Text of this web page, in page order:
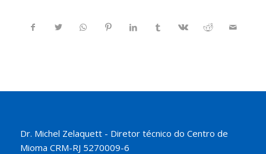
Dr. Michel Zelaquett - Diretor técnico do Centro de
Mioma CRM-RJ 5270009-6